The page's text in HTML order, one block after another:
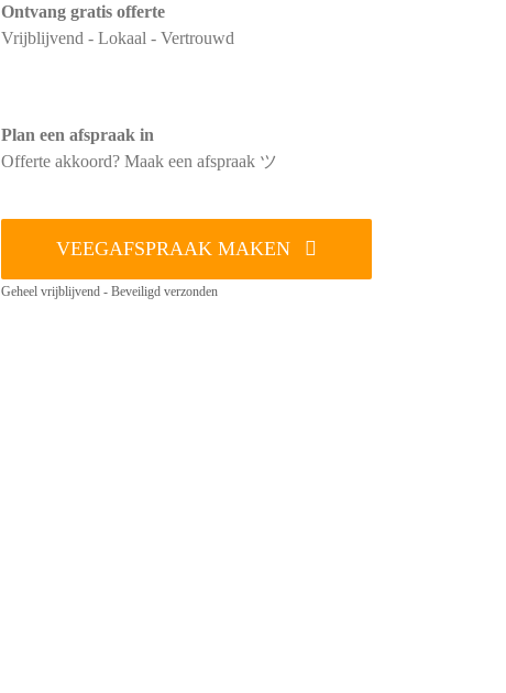
Ontvang gratis offerte
Vrijblijvend - Lokaal - Vertrouwd
Plan een afspraak in
Offerte akkoord? Maak een afspraak ツ
VEEGAFSPRAAK MAKEN
Geheel vrijblijvend - Beveiligd verzonden